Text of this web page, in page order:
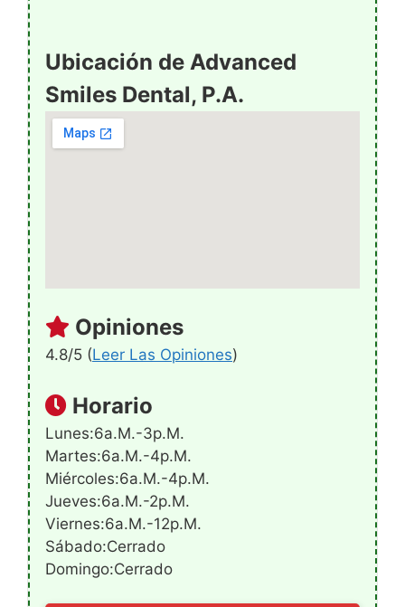
Ubicación de Advanced
Smiles Dental, P.A.
Opiniones
4.8/5 (Leer Las Opiniones)
Horario
Lunes:6a.m.-3p.m.
Martes:6a.m.-4p.m.
Miércoles:6a.m.-4p.m.
Jueves:6a.m.-2p.m.
Viernes:6a.m.-12p.m.
Sábado:Cerrado
Domingo:Cerrado